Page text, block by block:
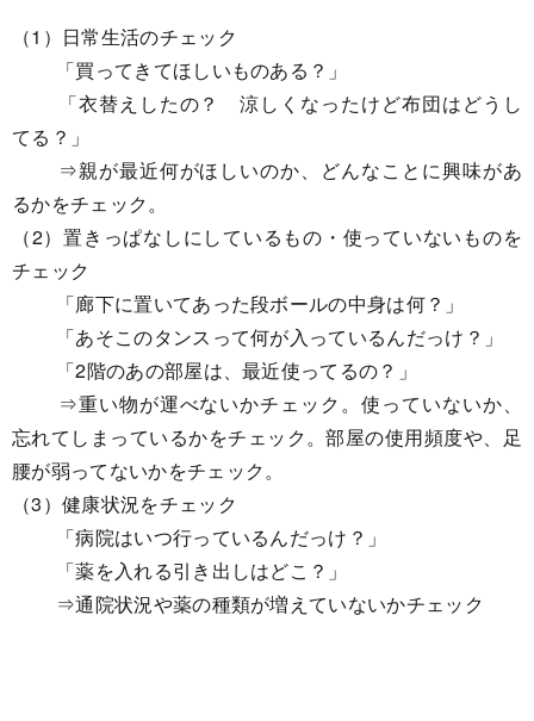
（1）日常生活のチェック
「買ってきてほしいものある？」
「衣替えしたの？ 涼しくなったけど布団はどうし
てる？」
⇒親が最近何がほしいのか、どんなことに興味があ
るかをチェック。
（2）置きっぱなしにしているもの・使っていないものを
チェック
「廊下に置いてあった段ボールの中身は何？」
「あそこのタンスって何が入っているんだっけ？」
「2階のあの部屋は、最近使ってるの？」
⇒重い物が運べないかチェック。使っていないか、
忘れてしまっているかをチェック。部屋の使用頻度や、足
腰が弱ってないかをチェック。
（3）健康状況をチェック
「病院はいつ行っているんだっけ？」
「薬を入れる引き出しはどこ？」
⇒通院状況や薬の種類が増えていないかチェック